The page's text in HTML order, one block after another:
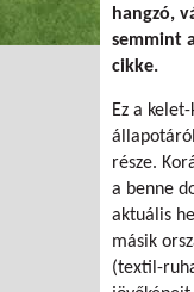
hangzó,
semmint
cikke.
Ez a
része.
a benne
aktuális
másik
(textil-